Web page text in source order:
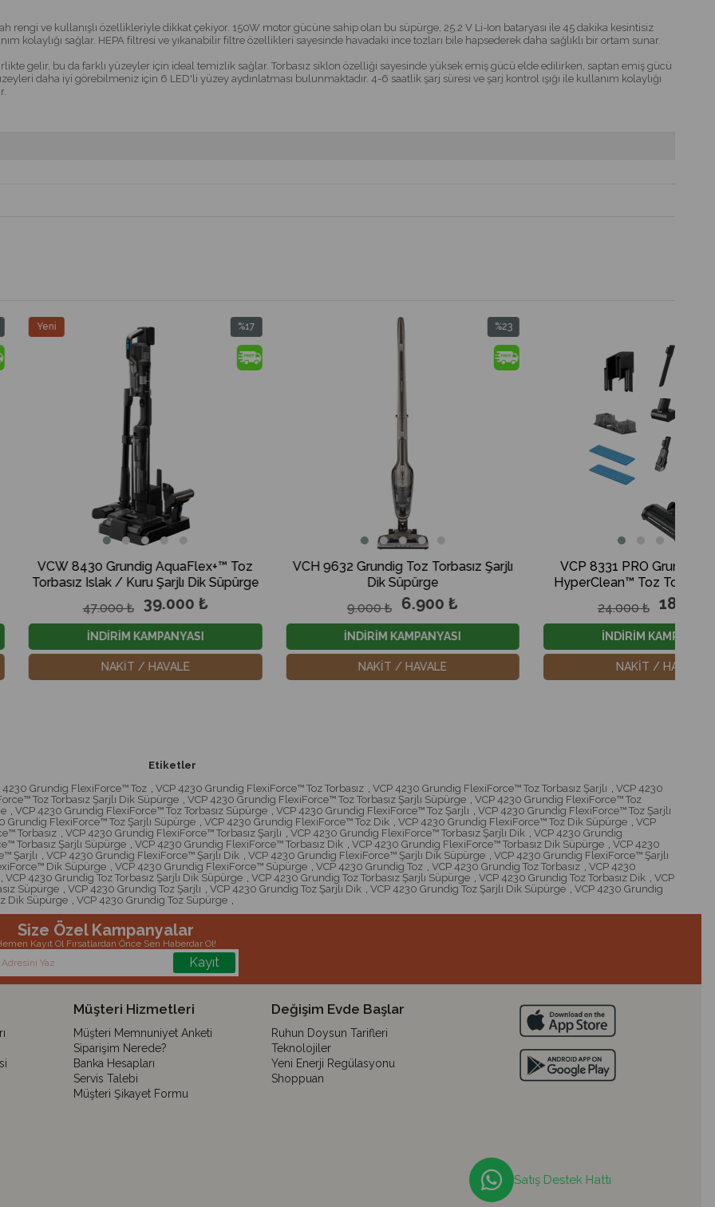
rengi ve kullanışlı özellikleriyle dikkat çekiyor. 150W motor gücüne sahip olan bu süpürge, 25.2 V Li-Ion bataryası ile 45 dakika kesintisiz
kolaylığı sağlar. HEPA filtresi ve yıkanabilir filtre özellikleri sayesinde havadaki ince tozları bile hapsederek daha sağlıklı bir ortam sunar.
gelir, bu da farklı yüzeyler için ideal temizlik sağlar. Torbasız siklon özelliği sayesinde yüksek emiş gücü elde edilirken, saptan emiş gücü
daha iyi görebilmeniz için 6 LED'li yüzey aydınlatması bulunmaktadır. 4-6 saatlik şarj süresi ve şarj kontrol ışığı ile kullanım kolaylığı
Grundig AquaFlex+™ Toz
/ Kuru Şarjlı Dik Süpürge
39.000 ₺
%17
İndirim
%17İndirim
KAMPANYASI
VCH 9632 Grundig Toz Torbasız Şarjlı
6.900 ₺
%23
İndirim
İNDİRİM KAMPANYASI
VCP 8331 PRO Grundig ActiFlex™
HyperClean™ Toz Torbasız Şarjlı Dik
18.000 ₺
İndirim
%25İndirim
İNDİRİM KAMPANYASI
Etiketler
4230 Grundig FlexiForce™ Toz VCP 4230 Grundig FlexiForce™ Toz Torbasız VCP 4230 Grundig FlexiForce™ Toz Torbasız Şarjlı
VCP 4230
Toz Torbasız Şarjlı Dik Süpürge VCP 4230 Grundig FlexiForce™ Toz Torbasız Şarjlı Süpürge
VCP 4230 Grundig FlexiForce™ Toz
VCP 4230 Grundig FlexiForce™ Toz Torbasız Süpürge VCP 4230 Grundig FlexiForce™ Toz Şarjlı
VCP 4230 Grundig FlexiForce™ Toz Şarjlı
Grundig FlexiForce™ Toz Şarjlı Süpürge VCP 4230 Grundig FlexiForce™ Toz Dik VCP 4230 Grundig FlexiForce™ Toz Dik Süpürge
VCP
Torbasız VCP 4230 Grundig FlexiForce™ Torbasız Şarjlı VCP 4230 Grundig FlexiForce™ Torbasız Şarjlı Dik
VCP 4230 Grundig
Torbasız Şarjlı Süpürge VCP 4230 Grundig FlexiForce™ Torbasız Dik VCP 4230 Grundig FlexiForce™ Torbasız Dik Süpürge
VCP 4230
Şarjlı VCP 4230 Grundig FlexiForce™ Şarjlı Dik VCP 4230 Grundig FlexiForce™ Şarjlı Dik Süpürge
VCP 4230 Grundig FlexiForce™ Şarjlı
Dik Süpürge VCP 4230 Grundig FlexiForce™ Süpürge VCP 4230 Grundig Toz VCP 4230 Grundig Toz Torbasız
VCP 4230
VCP 4230 Grundig Toz Torbasız Şarjlı Dik Süpürge VCP 4230 Grundig Toz Torbasız Şarjlı Süpürge VCP 4230 Grundig Toz Torbasız Dik
VCP
Süpürge VCP 4230 Grundig Toz Şarjlı VCP 4230 Grundig Toz Şarjlı Dik VCP 4230 Grundig Toz Şarjlı Dik Süpürge
VCP 4230 Grundig
Dik Süpürge VCP 4230 Grundig Toz Süpürge
Size Özel Kampanyalar
Kayıt Ol Fırsatlardan Önce Sen Haberdar Ol!
Kayıt
Müşteri Hizmetleri
Müşteri Memnuniyet Anketi
Siparişim Nerede?
Banka Hesapları
Servis Talebi
Müşteri Şikayet Formu
Değişim Evde Başlar
Ruhun Doysun Tarifleri
Teknolojiler
Yeni Enerji Regülasyonu
Shoppuan
Satış Destek Hattı